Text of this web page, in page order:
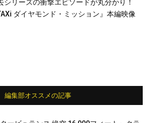
シリーズの衝撃エピソードが丸分かり！
ダイヤモンド・ミッション』本編映像
編集部オススメの記事